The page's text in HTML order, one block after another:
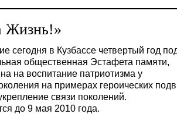
Жизнь!»
сегодня в Кузбассе четвертый год
общественная Эстафета памяти,
на воспитание патриотизма у
на примерах героических
связи поколений.
до 9 мая 2010 года.